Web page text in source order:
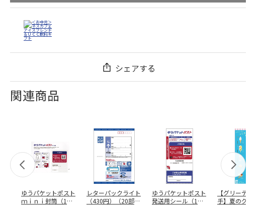
シェアする
関連商品
ゆうパケットポスト
ｍｉｎｉ封筒（1個
レターパックライト
（430円）（20部セ
ゆうパケットポスト
発送用シール（1個
【グリーティング切
手】夏のグリーティ